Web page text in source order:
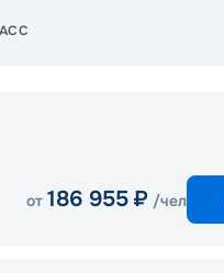
от 186 955 ₽ /чел